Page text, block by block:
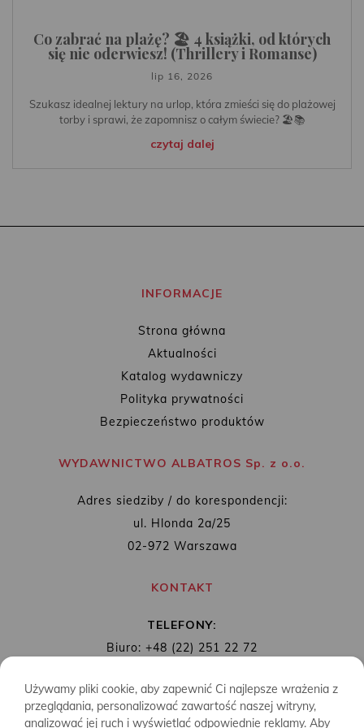
Co zabrać na plażę? 🏖️ 4 książki, od których
się nie oderwiesz! (Thrillery i Romanse)
lip 16, 2026
Szukasz idealnej lektury na urlop, która zmieści się do plażowej
torby i sprawi, że zapomnisz o całym świecie? 🏖️📚
czytaj dalej
INFORMACJE
Strona główna
Aktualności
Katalog wydawniczy
Polityka prywatności
Bezpieczeństwo produktów
WYDAWNICTWO ALBATROS Sp. z o.o.
Adres siedziby / do korespondencji:
ul. Hlonda 2a/25
02-972 Warszawa
KONTAKT
TELEFONY:
Biuro: +48 (22) 251 22 72
MAIL: biuro@wydawnictwoalbatros.com
Używamy pliki cookie, aby zapewnić Ci najlepsze wrażenia z
przeglądania, personalizować zawartość naszej witryny,
analizować jej ruch i wyświetlać odpowiednie reklamy. Aby